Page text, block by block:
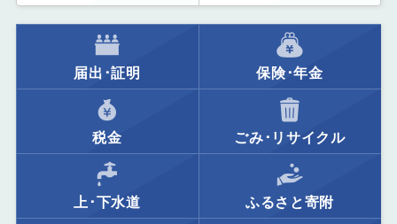
届出･証明 保険･年金
税金 ごみ･リサイクル
上･下水道 ふるさと寄附